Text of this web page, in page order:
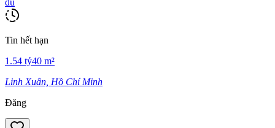
Tin hết hạn
1.54 tỷ40 m²
Linh Xuân, Hồ Chí Minh
Đăng